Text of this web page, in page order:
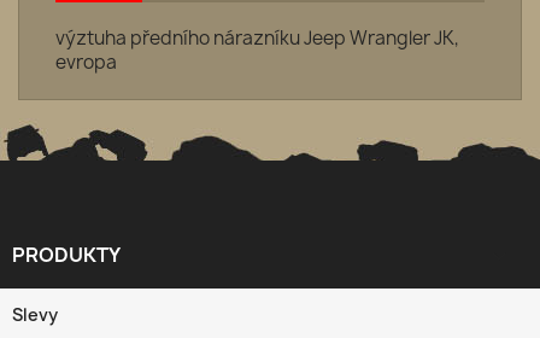
výztuha předního nárazníku Jeep Wrangler JK,
evropa
PRODUKTY
Slevy